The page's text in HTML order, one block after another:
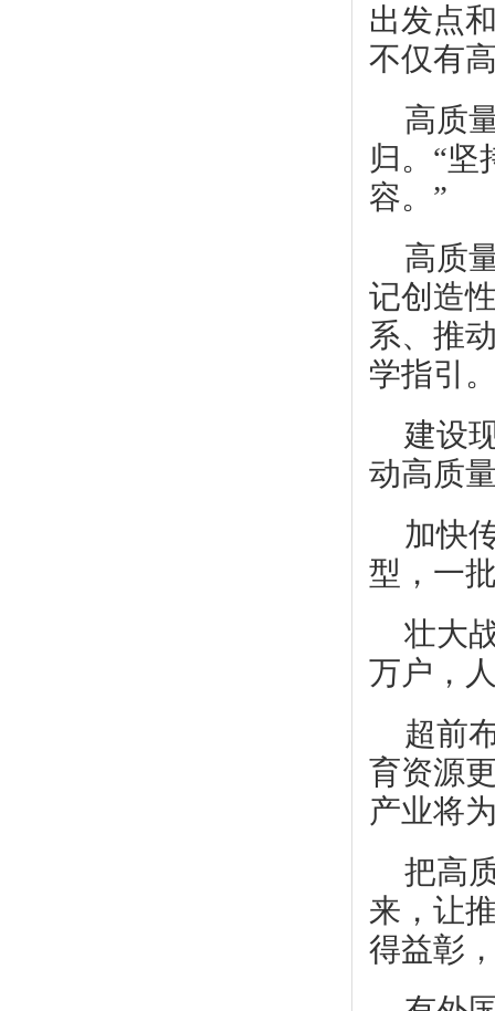
出发点
不仅有
高质
归。“坚
容。”
高质
记创造
系、推
学指引
建设
动高质
加快
型，一
壮大
万户，
超前
育资源
产业将
把高
来，让
得益彰